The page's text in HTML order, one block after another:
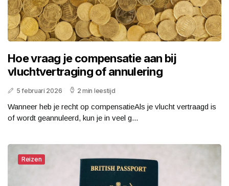
Hoe vraag je compensatie aan bij
vluchtvertraging of annulering
5 februari 2026 2 min leestijd
Wanneer heb je recht op compensatieAls je vlucht vertraagd is
of wordt geannuleerd, kun je in veel g...
Reizen